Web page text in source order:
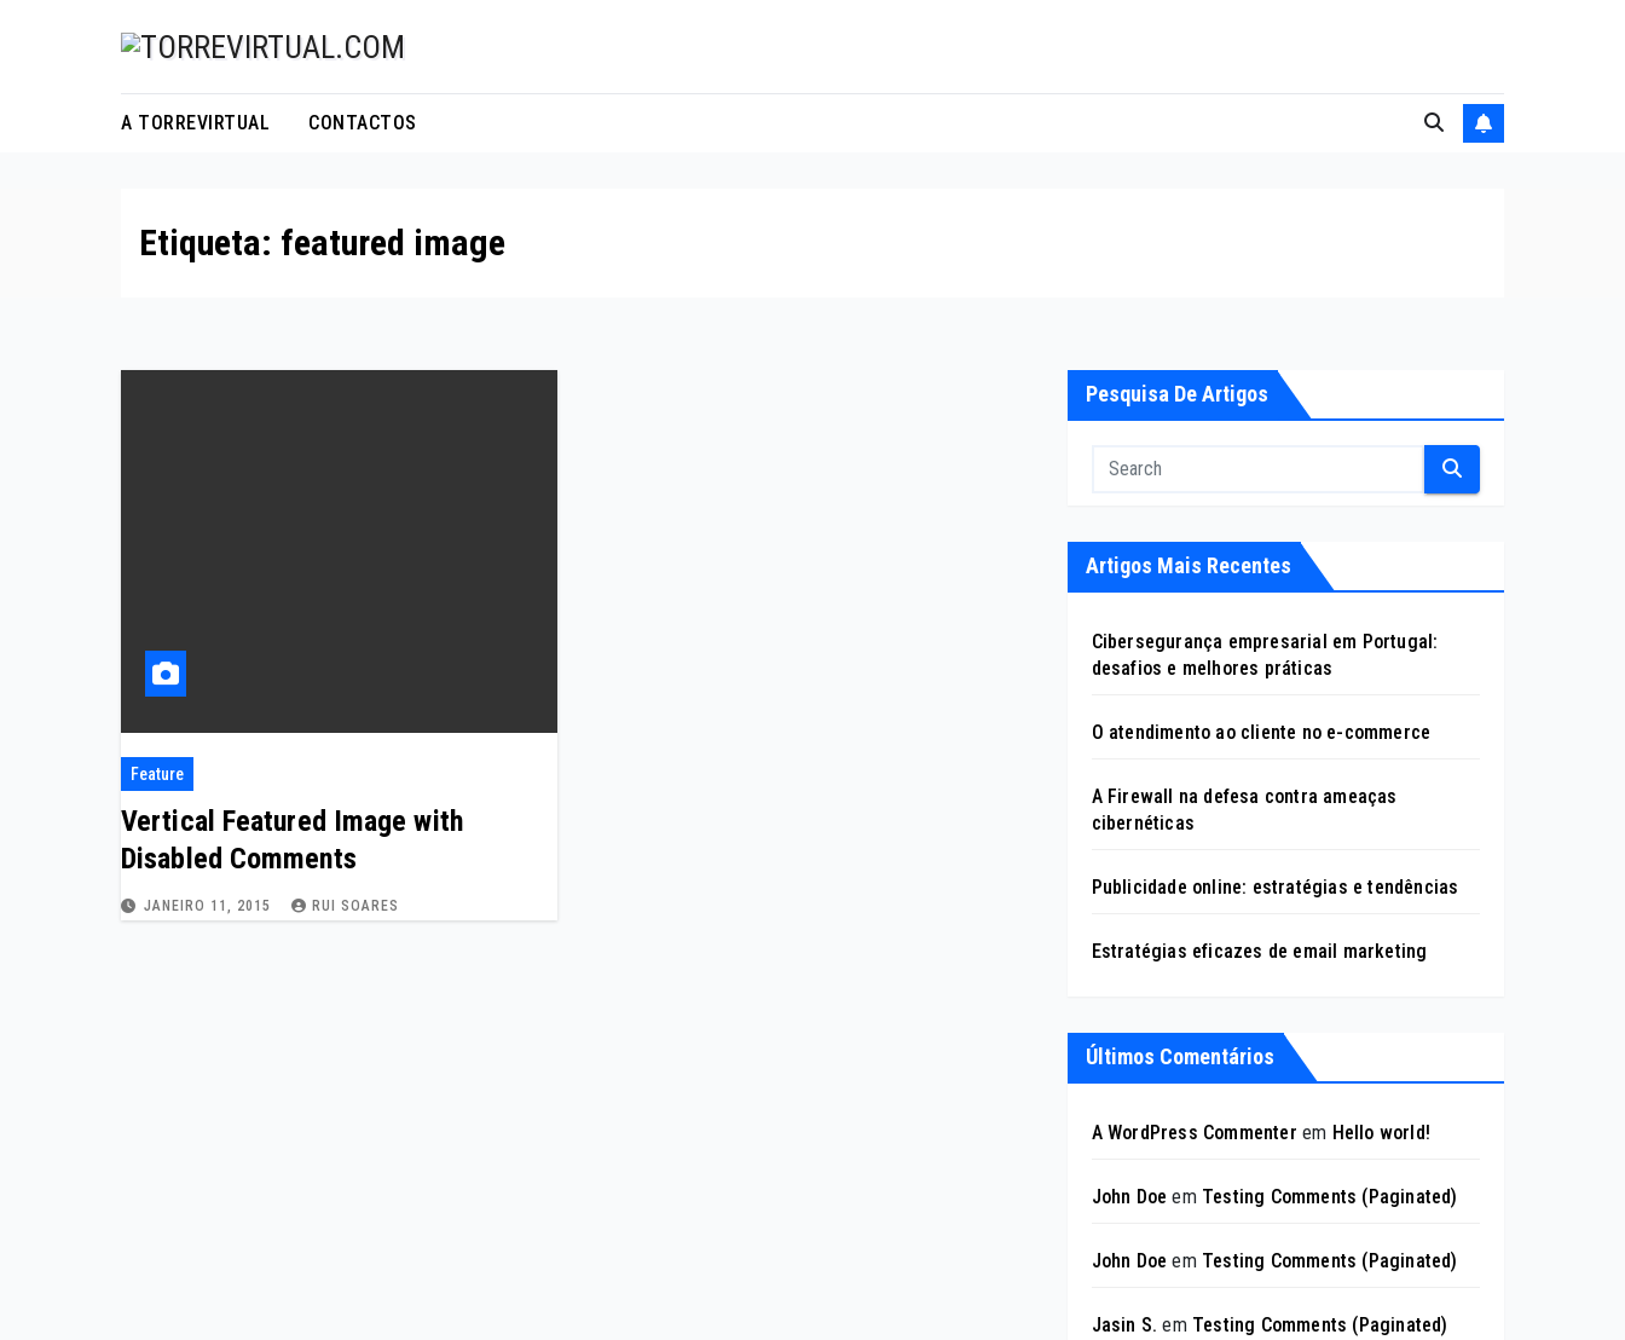
A TORREVIRTUAL
CONTACTOS
Etiqueta: featured image
Feature
Vertical Featured Image with
Disabled Comments
JANEIRO 11, 2015 RUI SOARES
Pesquisa De Artigos
Artigos Mais Recentes
Cibersegurança empresarial em Portugal:
desafios e melhores práticas
O atendimento ao cliente no e-commerce
A Firewall na defesa contra ameaças
cibernéticas
Publicidade online: estratégias e tendências
Estratégias eficazes de email marketing
Últimos Comentários
A WordPress Commenter em Hello world!
John Doe em Testing Comments (Paginated)
John Doe em Testing Comments (Paginated)
Jasin S. em Testing Comments (Paginated)